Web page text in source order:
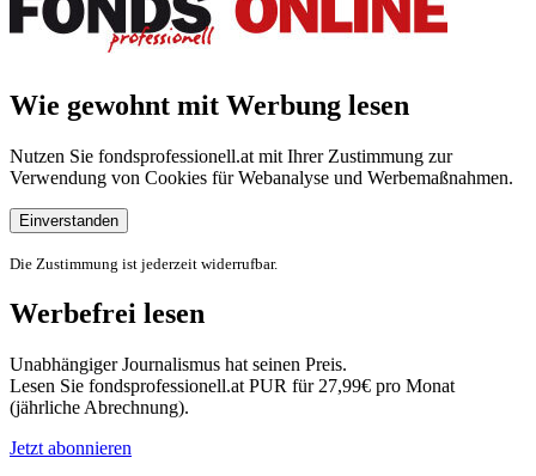
Wie gewohnt mit Werbung lesen
Nutzen Sie fondsprofessionell.at mit Ihrer Zustimmung zur
Verwendung von Cookies für Webanalyse und Werbemaßnahmen.
Einverstanden
Die Zustimmung ist jederzeit widerrufbar.
Werbefrei lesen
Unabhängiger Journalismus hat seinen Preis.
Lesen Sie fondsprofessionell.at PUR für 27,99€ pro Monat
(jährliche Abrechnung).
Jetzt abonnieren